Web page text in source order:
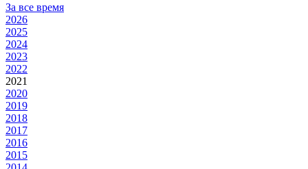
За все время
2026
2025
2024
2023
2022
2021
2020
2019
2018
2017
2016
2015